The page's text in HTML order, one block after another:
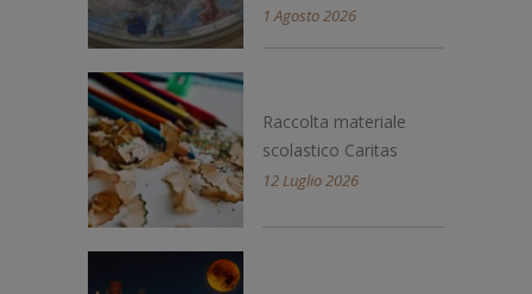
1 Agosto 2026
Raccolta materiale
scolastico Caritas
12 Luglio 2026